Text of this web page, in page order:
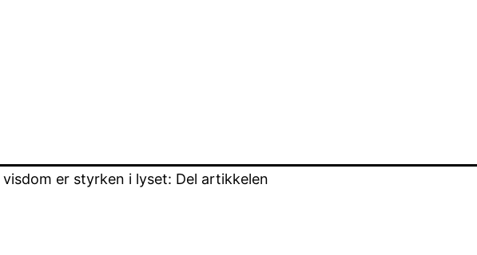
er styrken i lyset: Del artikkelen